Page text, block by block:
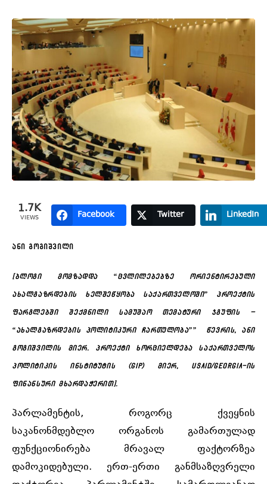
1.7K
VIEWS Facebook Twitter LinkedIn
ანი გოგიშვილი
[ბლოგი მომზადდა “ცვლილებებზე ორიენტირებული
ახალგაზრდების ხელშეწყობა საქართველოში” პროექტის
ფარგლებში შექმნილი სამუშაო თემატური ჯგუფის –
“ახალგაზრდების პოლიტიკური ჩართულობა”” წევრის, ანი
გოგიშვილის მიერ. პროექტი ხორციელდება საქართველოს
პოლიტიკის ინსტიტუტის (GIP) მიერ, USAID/Georgia-ის
ფინანსური მხარდაჭერით].
პარლამენტის, როგორც ქვეყნის
საკანონმდებლო ორგანოს გამართულად
ფუნქციონირება მრავალ ფაქტორზეა
დამოკიდებული. ერთ-ერთი განმსაზღვრელი